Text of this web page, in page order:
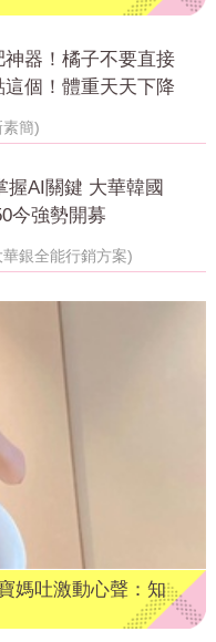
神器！橘子不要直接
這個！體重天天下降
素簡)
握AI關鍵 大華韓國
今強勢開募
華銀全能行銷方案)
媽吐激動心聲：知